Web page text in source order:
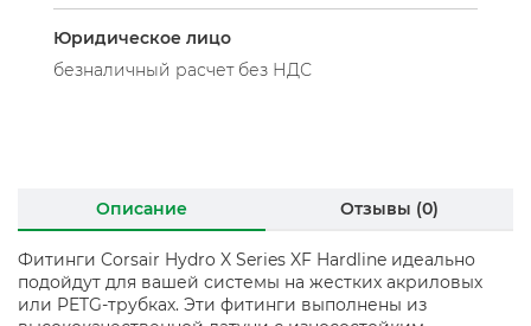
Юридическое лицо
безналичный расчет без НДС
Описание Отзывы (0)
Фитинги Corsair Hydro X Series XF Hardline идеально
подойдут для вашей системы на жестких акриловых
или PETG-трубках. Эти фитинги выполнены из